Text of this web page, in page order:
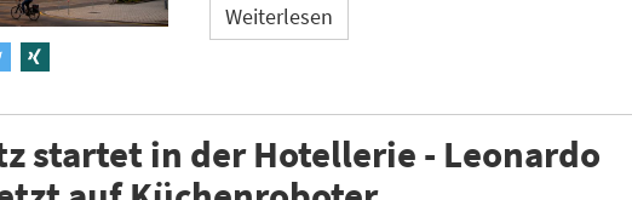
Weiterlesen
startet in der Hotellerie - Leonardo